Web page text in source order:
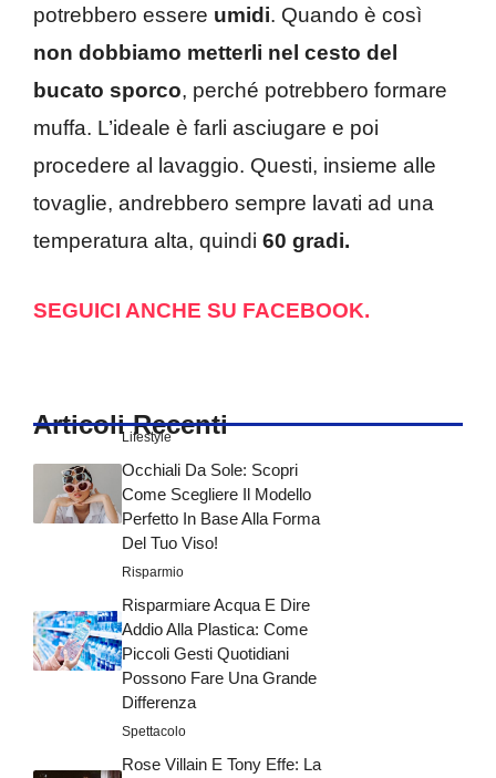
potrebbero essere umidi. Quando è così
non dobbiamo metterli nel cesto del
bucato sporco, perché potrebbero formare
muffa. L’ideale è farli asciugare e poi
procedere al lavaggio. Questi, insieme alle
tovaglie, andrebbero sempre lavati ad una
temperatura alta, quindi 60 gradi.
SEGUICI ANCHE SU FACEBOOK.
Articoli Recenti
Lifestyle
Occhiali Da Sole: Scopri
Come Scegliere Il Modello
Perfetto In Base Alla Forma
Del Tuo Viso!
Risparmio
Risparmiare Acqua E Dire
Addio Alla Plastica: Come
Piccoli Gesti Quotidiani
Possono Fare Una Grande
Differenza
Spettacolo
Rose Villain E Tony Effe: La